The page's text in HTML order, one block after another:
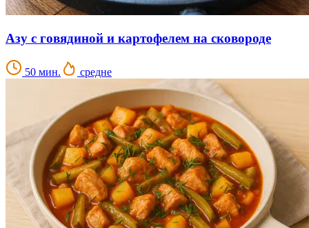
Азу с говядиной и картофелем на сковороде
50 мин. средне